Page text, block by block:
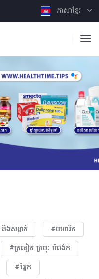
ភាសាខ្មែរ
និងសន្លាក់
#មហារីក​
#ត្រចៀក ច្រមុះ បំពង់ក
#ភ្នែក​